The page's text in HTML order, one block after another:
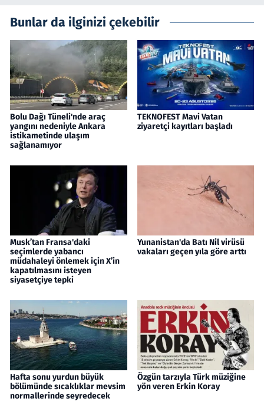
Bunlar da ilginizi çekebilir
Bolu Dağı Tüneli'nde araç
yangını nedeniyle Ankara
istikametinde ulaşım
sağlanamıyor
TEKNOFEST Mavi Vatan
ziyaretçi kayıtları başladı
Musk’tan Fransa'daki
seçimlerde yabancı
müdahaleyi önlemek için X’in
kapatılmasını isteyen
siyasetçiye tepki
Yunanistan'da Batı Nil virüsü
vakaları geçen yıla göre arttı
Hafta sonu yurdun büyük
bölümünde sıcaklıklar mevsim
normallerinde seyredecek
Özgün tarzıyla Türk müziğine
yön veren Erkin Koray